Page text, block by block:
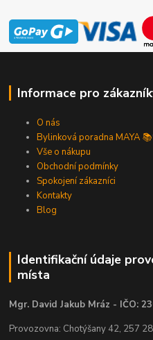
Informace pro
O nás
Bylinková poradna MAYA 📚
Vše o nákupu
Obchodní podmínky
Spokojení zákazníci
Kontakty
Blog
Identifikační údaje
místa
Mgr. David Jakub Mráz - IČO:
Provozovna: Chotýšany 42, 257